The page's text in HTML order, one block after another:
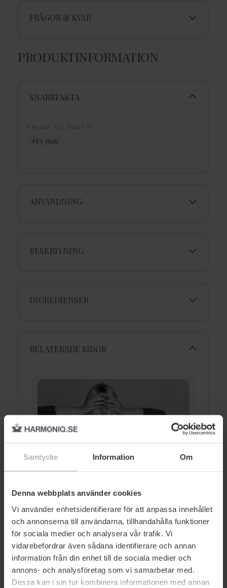
Samtycke Information Om
Denna webbplats använder cookies
Vi använder enhetsidentifierare för att anpassa innehållet
och annonserna till användarna, tillhandahålla funktioner
för sociala medier och analysera vår trafik. Vi
vidarebefordrar även sådana identifierare och annan
information från din enhet till de sociala medier och
annons- och analysföretag som vi samarbetar med.
Dessa kan i sin tur kombinera informationen med annan
FRÅGOR & SVAR
PRODUKTINFORMATION
SNABBFAKTA
FET HUD
ANVÄNDNING
BESKRIVNING
INGREDIENSER
RELATERADE SIDOR